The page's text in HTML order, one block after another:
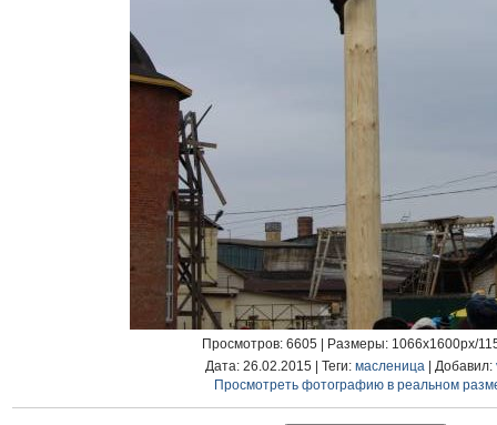
Просмотров: 6605 | Размеры: 1066x1600px/
Дата: 26.02.2015 | Теги: масленица| Добавил:
Просмотреть фотографию в реальном